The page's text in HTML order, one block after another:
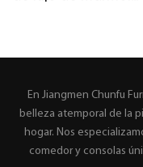
En Jiangmen Chunfu
belleza atemporal de la
hogar. Nos
comedor y consolas